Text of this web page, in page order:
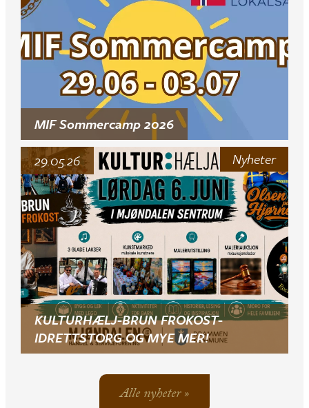
MIF Sommercamp 2026
Nyheter
KULTURHÆLJ-BRUN FROKOST-
IDRETTSTORG OG MYE MER!
29.05.26
Alle nyheter »